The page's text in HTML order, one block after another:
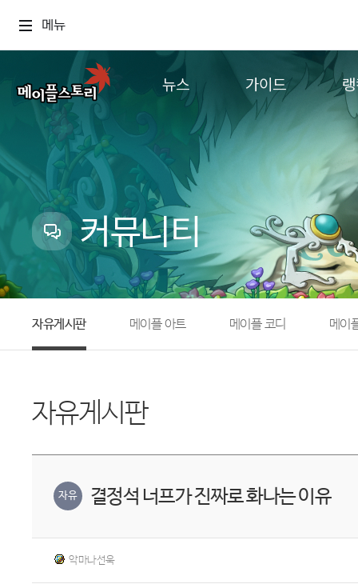
메뉴
뉴스
업데이트
이벤트
캐시샵 공지
메이플 알림판
with maple
가이드
추가정보
컨텐
커뮤니티
자유게시판 메이플 아트 메이플 코디 메이
자유게시판
자유 결정석 너프가 진짜로 화나는 이유
악마나선욱